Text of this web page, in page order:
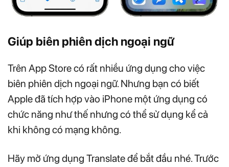
Giúp biên phiên dịch ngoại ngữ
Trên App Store có rất nhiều ứng dụng cho việc
biên phiên dịch ngoại ngữ. Nhưng bạn có biết
Apple đã tích hợp vào iPhone một ứng dụng có
chức năng như thế nhưng có thể sử dụng kể cả
khi không có mạng không.
Hãy mở ứng dụng Translate để bắt đầu nhé. Trước